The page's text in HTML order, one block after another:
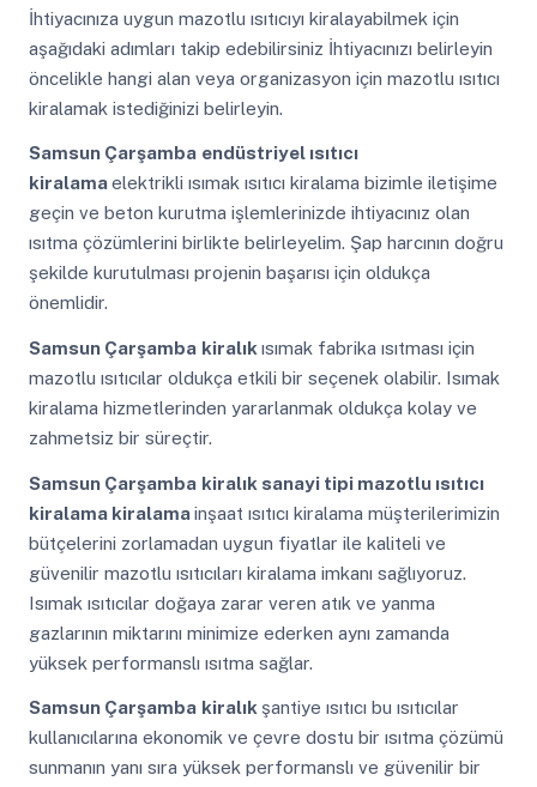
İhtiyacınıza uygun mazotlu ısıtıcıyı kiralayabilmek için
aşağıdaki adımları takip edebilirsiniz İhtiyacınızı belirleyin
öncelikle hangi alan veya organizasyon için mazotlu ısıtıcı
kiralamak istediğinizi belirleyin.
Samsun Çarşamba endüstriyel ısıtıcı
kiralamaelektrikli ısımak ısıtıcı kiralama bizimle iletişime
geçin ve beton kurutma işlemlerinizde ihtiyacınız olan
ısıtma çözümlerini birlikte belirleyelim. Şap harcının doğru
şekilde kurutulması projenin başarısı için oldukça
önemlidir.
Samsun Çarşamba kiralık ısımak fabrika ısıtması için
mazotlu ısıtıcılar oldukça etkili bir seçenek olabilir. Isımak
kiralama hizmetlerinden yararlanmak oldukça kolay ve
zahmetsiz bir süreçtir.
Samsun Çarşamba kiralık sanayi tipi mazotlu ısıtıcı
kiralama kiralamainşaat ısıtıcı kiralama müşterilerimizin
bütçelerini zorlamadan uygun fiyatlar ile kaliteli ve
güvenilir mazotlu ısıtıcıları kiralama imkanı sağlıyoruz.
Isımak ısıtıcılar doğaya zarar veren atık ve yanma
gazlarının miktarını minimize ederken aynı zamanda
yüksek performanslı ısıtma sağlar.
Samsun Çarşamba kiralık şantiye ısıtıcı bu ısıtıcılar
kullanıcılarına ekonomik ve çevre dostu bir ısıtma çözümü
sunmanın yanı sıra yüksek performanslı ve güvenilir bir